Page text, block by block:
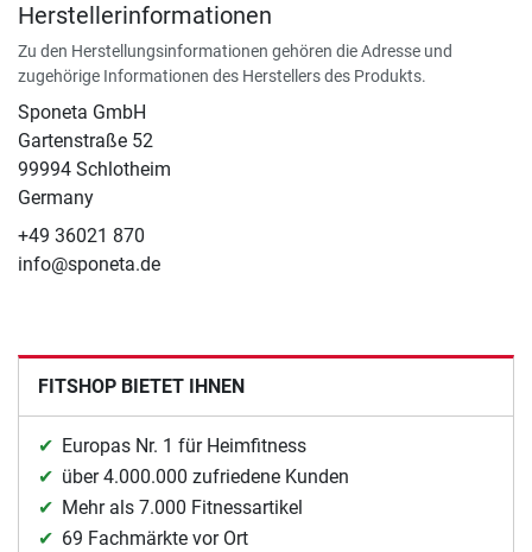
Herstellerinformationen
Zu den Herstellungsinformationen gehören die Adresse und
zugehörige Informationen des Herstellers des Produkts.
Sponeta GmbH
Gartenstraße 52
99994 Schlotheim
Germany
+49 36021 870
info@sponeta.de
FITSHOP BIETET IHNEN
Europas Nr. 1 für Heimfitness
über 4.000.000 zufriedene Kunden
Mehr als 7.000 Fitnessartikel
69 Fachmärkte vor Ort